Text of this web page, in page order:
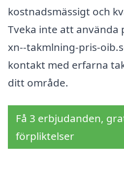
kostnadsmässigt och
Tveka inte att
xn--takmlning-pris-
kontakt med erfarna
ditt område.
Få 3 erbjudanden,
förpliktelser